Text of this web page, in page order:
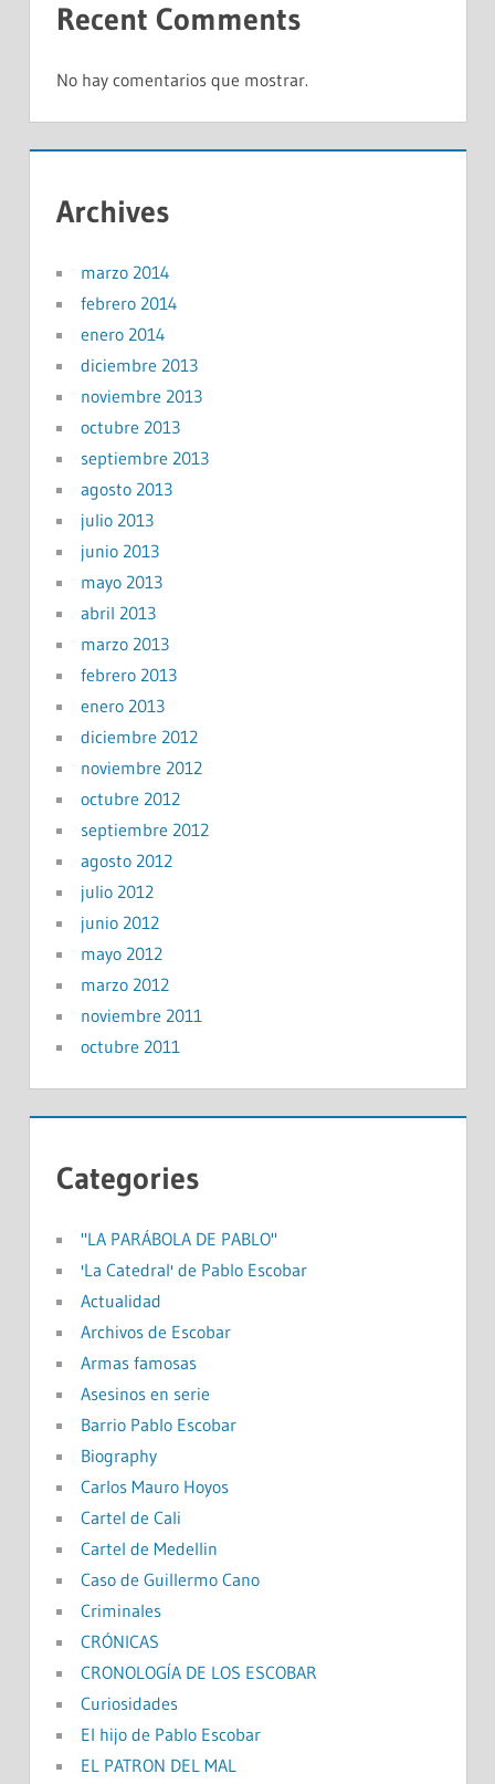
Recent Comments
No hay comentarios que mostrar.
Archives
marzo 2014
febrero 2014
enero 2014
diciembre 2013
noviembre 2013
octubre 2013
septiembre 2013
agosto 2013
julio 2013
junio 2013
mayo 2013
abril 2013
marzo 2013
febrero 2013
enero 2013
diciembre 2012
noviembre 2012
octubre 2012
septiembre 2012
agosto 2012
julio 2012
junio 2012
mayo 2012
marzo 2012
noviembre 2011
octubre 2011
Categories
"LA PARÁBOLA DE PABLO"
'La Catedral' de Pablo Escobar
Actualidad
Archivos de Escobar
Armas famosas
Asesinos en serie
Barrio Pablo Escobar
Biography
Carlos Mauro Hoyos
Cartel de Cali
Cartel de Medellin
Caso de Guillermo Cano
Criminales
CRÓNICAS
CRONOLOGÍA DE LOS ESCOBAR
Curiosidades
El hijo de Pablo Escobar
EL PATRON DEL MAL